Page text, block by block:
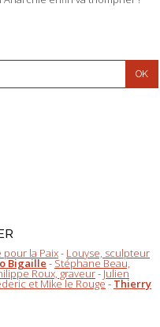
pour la Paix- Louyse, sculpteur
Bigaille-Stéphane Beau,
Roux, graveur-Julien
et Mike le Rouge-Thierry